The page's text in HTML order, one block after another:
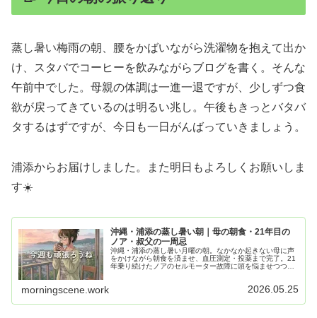
蒸し暑い梅雨の朝、腰をかばいながら洗濯物を抱えて出か
け、スタバでコーヒーを飲みながらブログを書く。そんな
午前中でした。母親の体調は一進一退ですが、少しずつ食
欲が戻ってきているのは明るい兆し。午後もきっとバタバ
タするはずですが、今日も一日がんばっていきましょう。
浦添からお届けしました。また明日もよろしくお願いしま
す☀️
沖縄・浦添の蒸し暑い朝｜母の朝食・21年目の
ノア・叔父の一周忌
沖縄・浦添の蒸し暑い月曜の朝。なかなか起きない母に声
をかけながら朝食を済ませ、血圧測定・投薬まで完了。21
年乗り続けたノアのセルモーター故障に頭を悩ませつつ、
morningscene.work 2026.05.25